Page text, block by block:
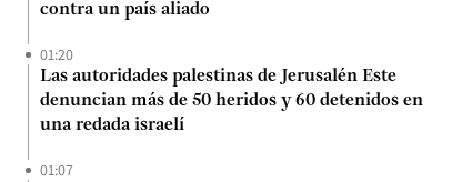
contra un país aliado
01:20
Las autoridades palestinas de Jerusalén Este
denuncian más de 50 heridos y 60 detenidos en
una redada israelí
01:07